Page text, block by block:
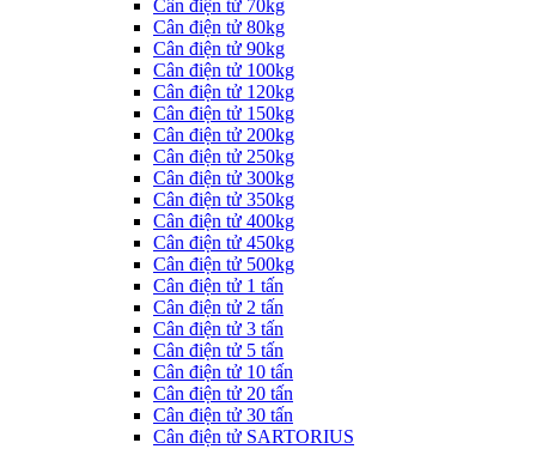
Cân điện tử 70kg
Cân điện tử 80kg
Cân điện tử 90kg
Cân điện tử 100kg
Cân điện tử 120kg
Cân điện tử 150kg
Cân điện tử 200kg
Cân điện tử 250kg
Cân điện tử 300kg
Cân điện tử 350kg
Cân điện tử 400kg
Cân điện tử 450kg
Cân điện tử 500kg
Cân điện tử 1 tấn
Cân điện tử 2 tấn
Cân điện tử 3 tấn
Cân điện tử 5 tấn
Cân điện tử 10 tấn
Cân điện tử 20 tấn
Cân điện tử 30 tấn
Cân điện tử SARTORIUS